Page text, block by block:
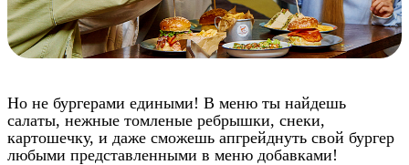
Но не бургерами едиными! В меню ты найдешь
салаты, нежные томленые ребрышки, снеки,
картошечку, и даже сможешь апгрейднуть свой бургер
любыми представленными в меню добавками!